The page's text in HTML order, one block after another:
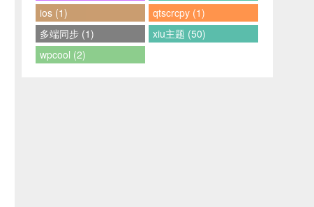
ios (1)
qtscrcpy (1)
多端同步 (1)
xiu主题 (50)
wpcool (2)